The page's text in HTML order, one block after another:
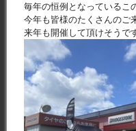
毎年の恒例となっているこ
今年も皆様のたくさんのご
来年も開催して頂けそうで